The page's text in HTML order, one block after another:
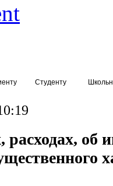
Студенту
расходах, об